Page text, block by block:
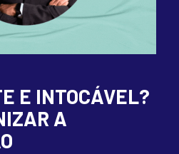
E INTOCÁVEL?
A